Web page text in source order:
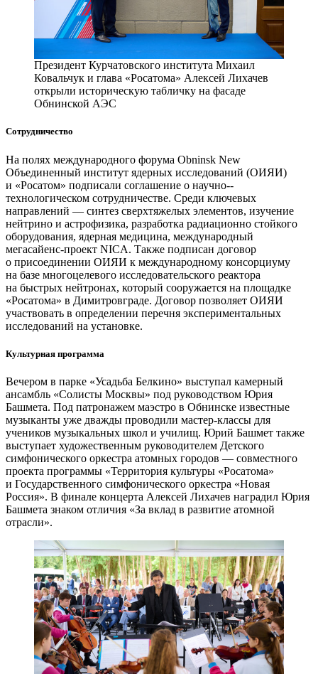
Президент Курчатовского института Михаил
Ковальчук и глава «Росатома» Алексей Лихачев
открыли историческую табличку на фасаде
Обнинской АЭС
Сотрудничество
На полях международного форума Obninsk New
Объединенный институт ядерных исследований (ОИЯИ)
и «Росатом» подписали соглашение о научно-­
технологическом сотрудничестве. Среди ключевых
направлений — ​синтез сверхтяжелых элементов, изучение
нейтрино и астрофизика, разработка радиационно стойкого
оборудования, ядерная медицина, международный
мегасайенс-­проект NICA. Также подписан договор
о присоединении ОИЯИ к международному консорциуму
на базе многоцелевого исследовательского реактора
на быстрых нейтронах, который сооружается на площадке
«Росатома» в Димитровграде. Договор позволяет ОИЯИ
участвовать в определении перечня экспериментальных
исследований на установке.
Культурная программа
Вечером в парке «Усадьба Белкино» выступал камерный
ансамбль «Солисты Москвы» под руководством Юрия
Башмета. Под патронажем маэстро в Обнинске известные
музыканты уже дважды проводили мастер-­классы для
учеников музыкальных школ и училищ. Юрий Башмет также
выступает художественным руководителем Детского
симфонического оркестра атомных городов — ​совместного
проекта программы «Территория культуры «Росатома»
и Государственного симфонического оркестра «Новая
Россия». В финале концерта ­Алексей Лихачев наградил Юрия
Башмета знаком отличия «За вклад в развитие атомной
отрасли».